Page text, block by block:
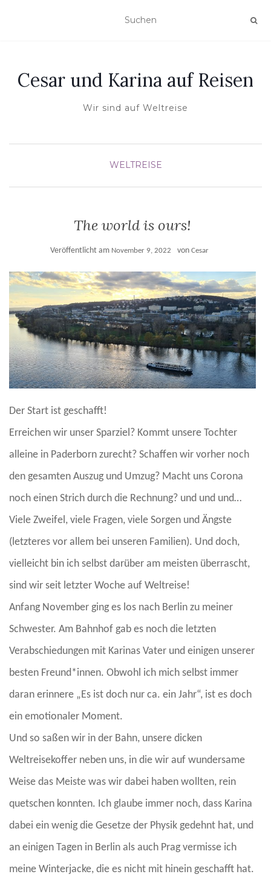
Cesar und Karina auf Reisen
Wir sind auf Weltreise
WELTREISE
The world is ours!
Veröffentlicht am November 9, 2022 von Cesar
Der Start ist geschafft!
Erreichen wir unser Sparziel? Kommt unsere Tochter
alleine in Paderborn zurecht? Schaffen wir vorher noch
den gesamten Auszug und Umzug? Macht uns Corona
noch einen Strich durch die Rechnung? und und und…
Viele Zweifel, viele Fragen, viele Sorgen und Ängste
(letzteres vor allem bei unseren Familien). Und doch,
vielleicht bin ich selbst darüber am meisten überrascht,
sind wir seit letzter Woche auf Weltreise!
Anfang November ging es los nach Berlin zu meiner
Schwester. Am Bahnhof gab es noch die letzten
Verabschiedungen mit Karinas Vater und einigen unserer
besten Freund*innen. Obwohl ich mich selbst immer
daran erinnere „Es ist doch nur ca. ein Jahr“, ist es doch
ein emotionaler Moment.
Und so saßen wir in der Bahn, unsere dicken
Weltreisekoffer neben uns, in die wir auf wundersame
Weise das Meiste was wir dabei haben wollten, rein
quetschen konnten. Ich glaube immer noch, dass Karina
dabei ein wenig die Gesetze der Physik gedehnt hat, und
an einigen Tagen in Berlin als auch Prag vermisse ich
meine Winterjacke, die es nicht mit hinein geschafft hat.